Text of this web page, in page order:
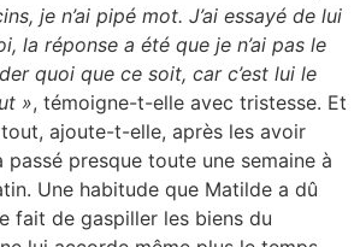
je n’ai pipé mot. J’ai essayé de lui
la réponse a été que je n’ai pas le
quoi que ce soit, car c’est lui le
», témoigne-t-elle avec tristesse. Et
ajoute-t-elle, après les avoir
passé presque toute une semaine à
Une habitude que Matilde a dû
fait de gaspiller les biens du